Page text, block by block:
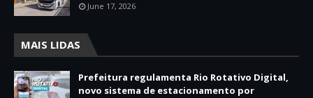
June 17, 2026
MAIS LIDAS
Prefeitura regulamenta Rio Rotativo Digital,
novo sistema de estacionamento por